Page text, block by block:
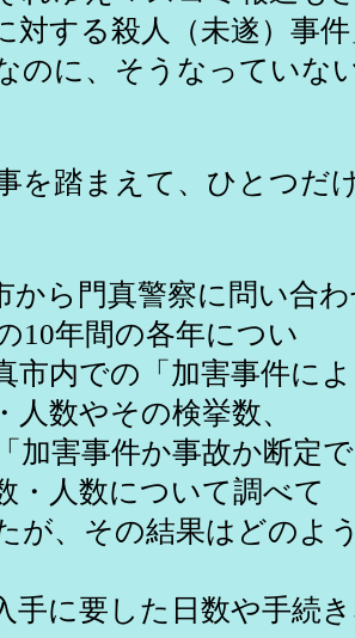
対する殺人（未遂）事
のに、そうなっていな
を踏まえて、ひとつだ
から門真警察に問い合
10年間の各年につい
内での「加害事件によ
人数やその検挙数、
害事件か事故か断定で
・人数について調べて
、その結果はどのよ
要した日数や手続き